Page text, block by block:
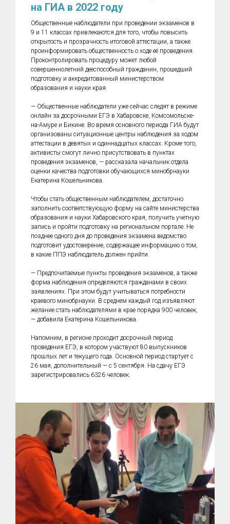
на ГИА в 2022 году
Общественные наблюдатели при проведении экзаменов в
9 и 11 классах привлекаются для того, чтобы повысить
открытость и прозрачность итоговой аттестации, а также
проинформировать общественность о ходе её проведения.
Проконтролировать процедуру может любой
совершеннолетний дееспособный гражданин, прошедший
подготовку и аккредитованный министерством
образования и науки края.
— Общественные наблюдатели уже сейчас следят в режиме
онлайн за досрочными ЕГЭ в Хабаровске, Комсомольске-
на-Амуре и Бикине. Во время основного периода ГИА будут
организованы ситуационные центры наблюдения за ходом
аттестации в девятых и одиннадцатых классах. Кроме того,
активисты смогут лично присутствовать в пунктах
проведения экзаменов, — рассказала начальник отдела
оценки качества подготовки обучающихся минобрнауки
Екатерина Кошельникова.
Чтобы стать общественным наблюдателем, достаточно
заполнить соответствующую форму на сайте министерства
образования и науки Хабаровского края, получить учетную
запись и пройти подготовку на региональном портале. Не
позднее одного дня до проведения экзамена ведомство
подготовит удостоверение, содержащее информацию о том,
в какие ППЭ наблюдатель должен прийти.
— Предпочитаемые пункты проведения экзаменов, а также
форма наблюдения определяются гражданами в своих
заявлениях. При этом будут учитываться потребности
краевого минобрнауки. В среднем каждый год изъявляют
желание стать наблюдателями в крае порядка 900 человек,
— добавила Екатерина Кошельникова.
Напомним, в регионе проходит досрочный период
проведения ЕГЭ, в котором участвуют 80 выпускников
прошлых лет и текущего года. Основной период стартует с
26 мая, дополнительный — с 5 сентября. На сдачу ЕГЭ
зарегистрировались 6326 человек.